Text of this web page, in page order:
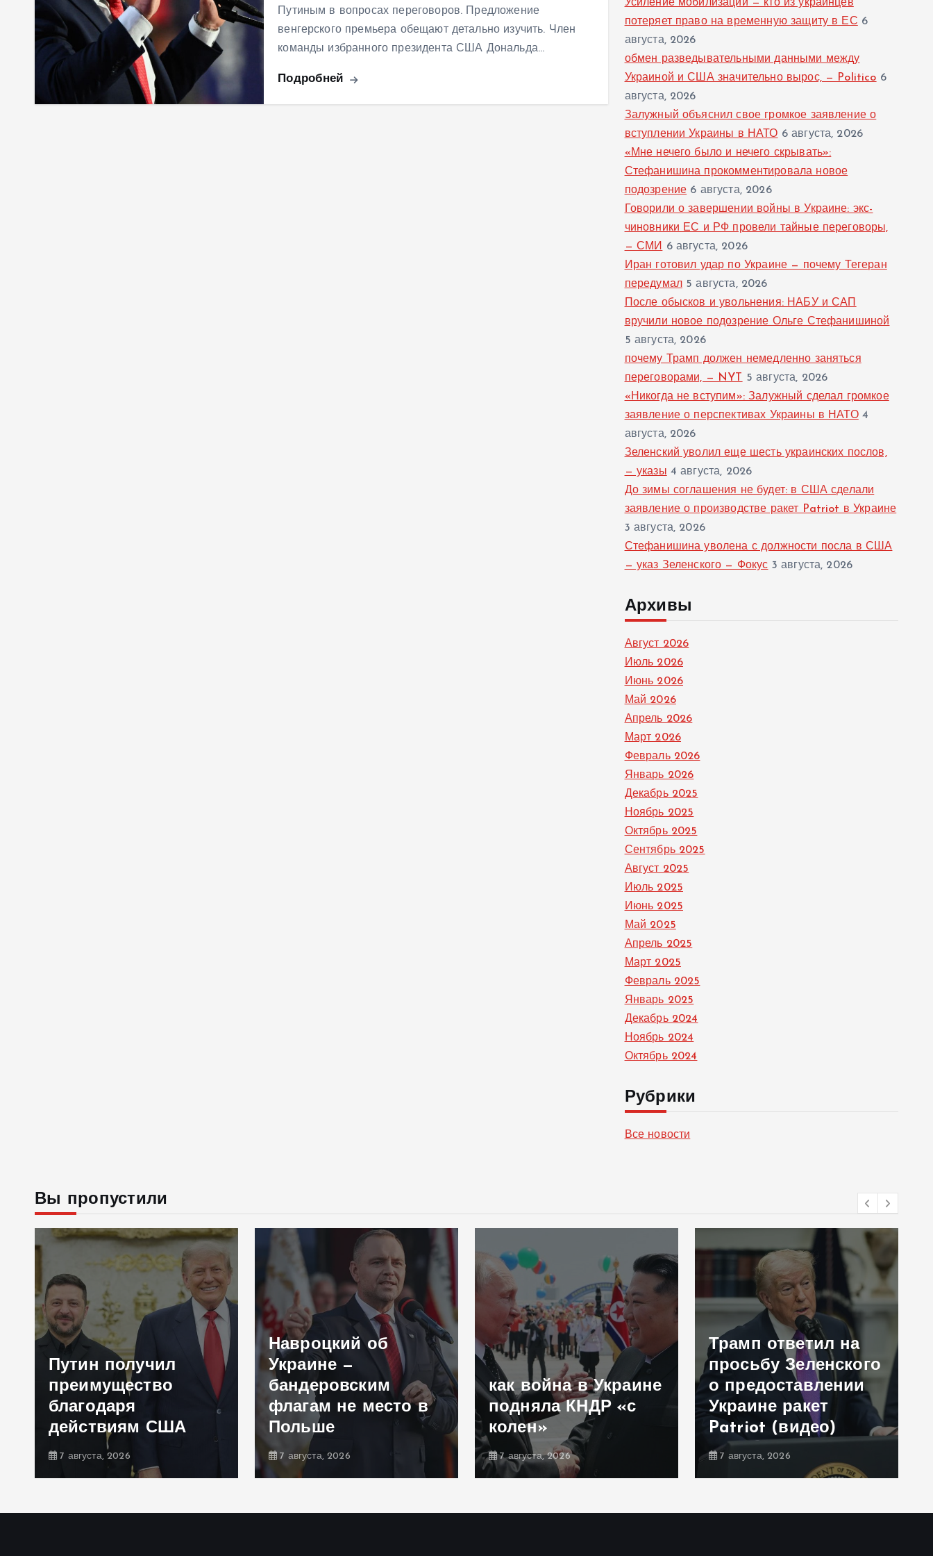
Путиным в вопросах переговоров. Предложение
венгерского премьера обещают детально изучить. Член
команды избранного президента США Дональда…
Подробней
Усиление мобилизации — кто из украинцев
потеряет право на временную защиту в ЕС 6
августа, 2026
обмен разведывательными данными между
Украиной и США значительно вырос, — Politico 6
августа, 2026
Залужный объяснил свое громкое заявление о
вступлении Украины в НАТО 6 августа, 2026
«Мне нечего было и нечего скрывать»:
Стефанишина прокомментировала новое
подозрение 6 августа, 2026
Говорили о завершении войны в Украине: экс-
чиновники ЕС и РФ провели тайные переговоры,
— СМИ 6 августа, 2026
Иран готовил удар по Украине — почему Тегеран
передумал 5 августа, 2026
После обысков и увольнения: НАБУ и САП
вручили новое подозрение Ольге Стефанишиной
5 августа, 2026
почему Трамп должен немедленно заняться
переговорами, — NYT
5 августа, 2026
«Никогда не вступим»: Залужный сделал громкое
заявление о перспективах Украины в НАТО 4
августа, 2026
Зеленский уволил еще шесть украинских послов,
— указы 4 августа, 2026
До зимы соглашения не будет: в США сделали
заявление о производстве ракет Patriot в Украине
3 августа, 2026
Стефанишина уволена с должности посла в США
— указ Зеленского — Фокус 3 августа, 2026
Архивы
Август 2026
Июль 2026
Июнь 2026
Май 2026
Апрель 2026
Март 2026
Февраль 2026
Январь 2026
Декабрь 2025
Ноябрь 2025
Октябрь 2025
Сентябрь 2025
Август 2025
Июль 2025
Июнь 2025
Май 2025
Апрель 2025
Март 2025
Февраль 2025
Январь 2025
Декабрь 2024
Ноябрь 2024
Октябрь 2024
Рубрики
Все новости
Вы пропустили
Путин получил
преимущество
благодаря
действиям США
7 августа, 2026
Навроцкий об
Украине —
бандеровским
флагам не место в
Польше
7 августа, 2026
как война в Украине
подняла КНДР «с
колен»
7 августа, 2026
Трамп ответил на
просьбу Зеленского
о предоставлении
Украине ракет
Patriot (видео)
7 августа, 2026